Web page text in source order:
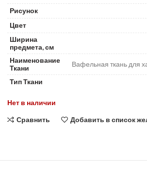
Рисунок
Цвет
Ширина
предмета, см
Наименование
Ткани
Вафельная ткань для
Тип Ткани
Нет в наличии
Сравнить Добавить в список